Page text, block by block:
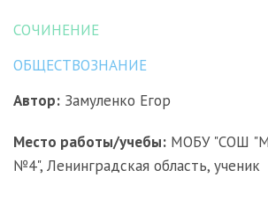
СОЧИНЕНИЕ
ОБЩЕСТВОЗНАНИЕ
Автор: Замуленко Егор
Место работы/учебы: МОБУ "СОШ
№4", Ленинградская область, ученик